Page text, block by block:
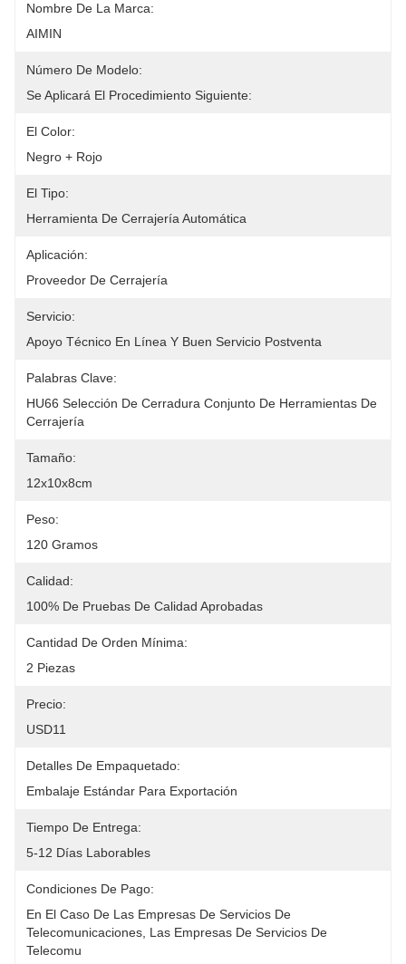
Nombre De La Marca:
AIMIN
Número De Modelo:
Se Aplicará El Procedimiento Siguiente:
El Color:
Negro + Rojo
El Tipo:
Herramienta De Cerrajería Automática
Aplicación:
Proveedor De Cerrajería
Servicio:
Apoyo Técnico En Línea Y Buen Servicio Postventa
Palabras Clave:
HU66 Selección De Cerradura Conjunto De Herramientas De
Cerrajería
Tamaño:
12x10x8cm
Peso:
120 Gramos
Calidad:
100% De Pruebas De Calidad Aprobadas
Cantidad De Orden Mínima:
2 Piezas
Precio:
USD11
Detalles De Empaquetado:
Embalaje Estándar Para Exportación
Tiempo De Entrega:
5-12 Días Laborables
Condiciones De Pago:
En El Caso De Las Empresas De Servicios De
Telecomunicaciones, Las Empresas De Servicios De
Telecomu